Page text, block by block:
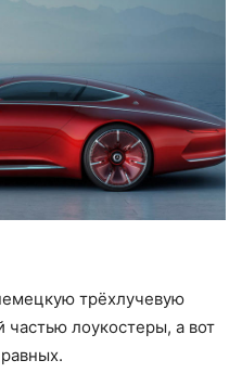
трёхлучевую
частью лоукостеры, а вот